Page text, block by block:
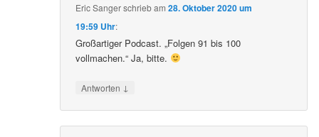
Eric Sangerschriebam28. Oktober 2020 um
19:59 Uhr:
Großartiger Podcast. „Folgen 91 bis 100
vollmachen.“ Ja, bitte.
Antworten ↓